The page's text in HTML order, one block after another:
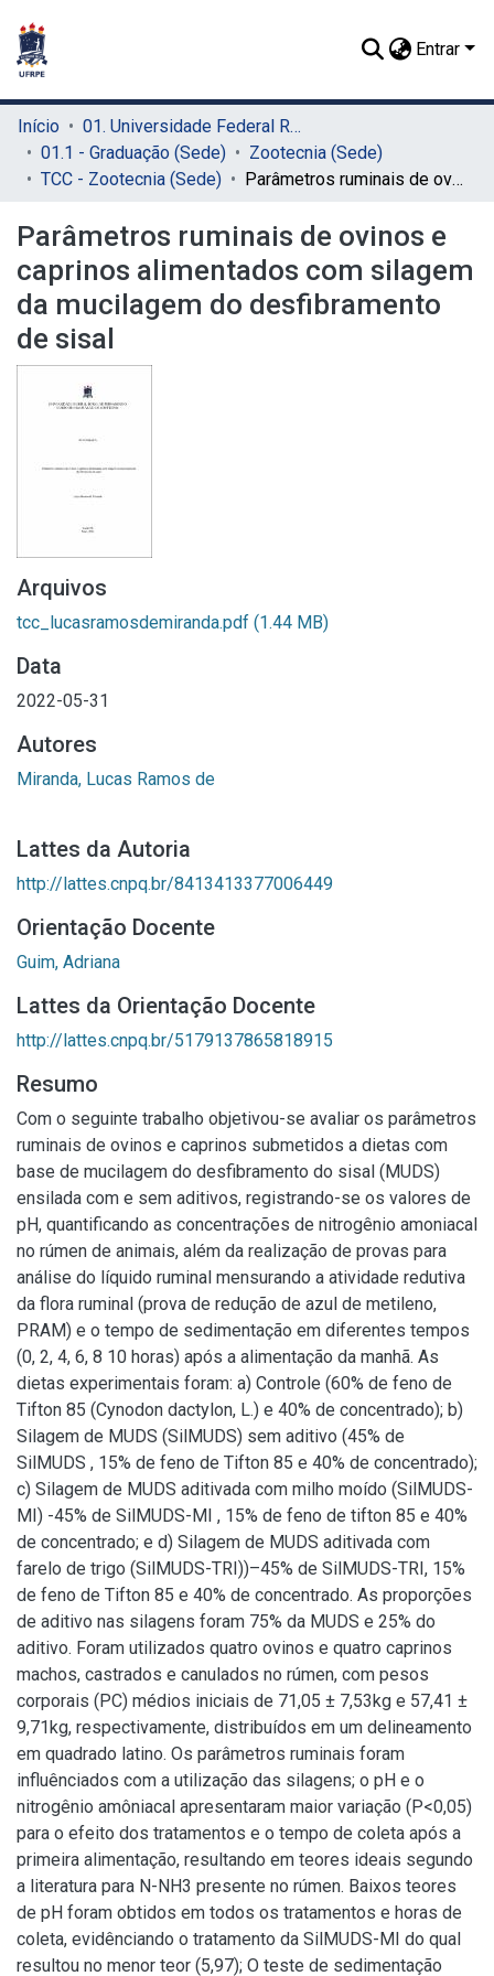
Entrar
Início
01. Universidade Federal Rural de Pernambuco - UFRPE (Sede)
01.1 - Graduação (Sede)
Zootecnia (Sede)
TCC - Zootecnia (Sede)
Parâmetros ruminais de ovinos e caprinos alimentados com silagem da mucilagem do desfibramento de sisal
Parâmetros ruminais de ovinos e
caprinos alimentados com silagem
da mucilagem do desfibramento
de sisal
Arquivos
tcc_lucasramosdemiranda.pdf (1.44 MB)
Data
2022-05-31
Autores
Miranda, Lucas Ramos de
Lattes da Autoria
http://lattes.cnpq.br/8413413377006449
Orientação Docente
Guim, Adriana
Lattes da Orientação Docente
http://lattes.cnpq.br/5179137865818915
Resumo
Com o seguinte trabalho objetivou-se avaliar os parâmetros
ruminais de ovinos e caprinos submetidos a dietas com
base de mucilagem do desfibramento do sisal (MUDS)
ensilada com e sem aditivos, registrando-se os valores de
pH, quantificando as concentrações de nitrogênio amoniacal
no rúmen de animais, além da realização de provas para
análise do líquido ruminal mensurando a atividade redutiva
da flora ruminal (prova de redução de azul de metileno,
PRAM) e o tempo de sedimentação em diferentes tempos
(0, 2, 4, 6, 8 10 horas) após a alimentação da manhã. As
dietas experimentais foram: a) Controle (60% de feno de
Tifton 85 (Cynodon dactylon, L.) e 40% de concentrado); b)
Silagem de MUDS (SilMUDS) sem aditivo (45% de
SilMUDS , 15% de feno de Tifton 85 e 40% de concentrado);
c) Silagem de MUDS aditivada com milho moído (SilMUDS-
MI) -45% de SilMUDS-MI , 15% de feno de tifton 85 e 40%
de concentrado; e d) Silagem de MUDS aditivada com
farelo de trigo (SilMUDS-TRI))–45% de SilMUDS-TRI, 15%
de feno de Tifton 85 e 40% de concentrado. As proporções
de aditivo nas silagens foram 75% da MUDS e 25% do
aditivo. Foram utilizados quatro ovinos e quatro caprinos
machos, castrados e canulados no rúmen, com pesos
corporais (PC) médios iniciais de 71,05 ± 7,53kg e 57,41 ±
9,71kg, respectivamente, distribuídos em um delineamento
em quadrado latino. Os parâmetros ruminais foram
influênciados com a utilização das silagens; o pH e o
nitrogênio amôniacal apresentaram maior variação (P<0,05)
para o efeito dos tratamentos e o tempo de coleta após a
primeira alimentação, resultando em teores ideais segundo
a literatura para N-NH3 presente no rúmen. Baixos teores
de pH foram obtidos em todos os tratamentos e horas de
coleta, evidênciando o tratamento da SilMUDS-MI do qual
resultou no menor teor (5,97); O teste de sedimentação